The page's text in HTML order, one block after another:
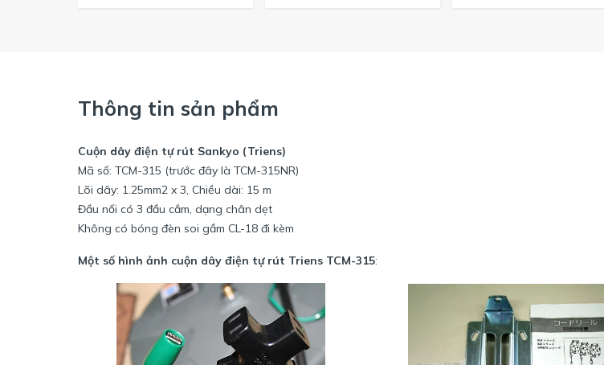
Thông tin sản phẩm
Cuộn dây điện tự rút Sankyo (Triens)
Mã số: TCM-315 (trước đây là TCM-315NR)
Lõi dây: 1.25mm2 x 3, Chiều dài: 15 m
Đầu nối có 3 đầu cắm, dạng chân dẹt
Không có bóng đèn soi gầm CL-18 đi kèm
Một số hình ảnh cuộn dây điện tự rút Triens TCM-315: